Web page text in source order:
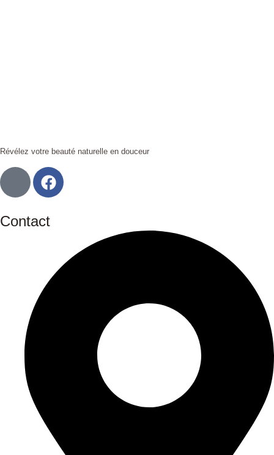
Révélez votre beauté naturelle en douceur
Contact